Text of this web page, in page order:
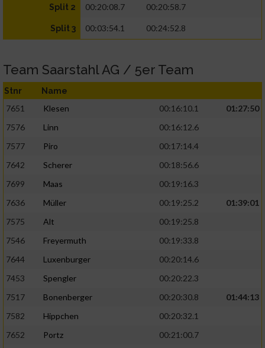
Split 2 00:20:08.7 00:20:58.7
Split 3 00:03:54.1 00:24:52.8
Team Saarstahl AG / 5er Team
Stnr Name
7651 Klesen 00:16:10.1
01:27:50
7576
Linn
00:16:12.6
7577
Piro
00:17:14.4
7642
Scherer
00:18:56.6
7699
Maas
00:19:16.3
7636
Müller 00:19:25.2
01:39:01
7575
Alt
00:19:25.8
7546
Freyermuth
00:19:33.8
7644
Luxenburger
00:20:14.6
7453
Spengler
00:20:22.3
7517
Bonenberger 00:20:30.8
01:44:13
7582
Hippchen
00:20:32.1
7652
Portz
00:21:00.7